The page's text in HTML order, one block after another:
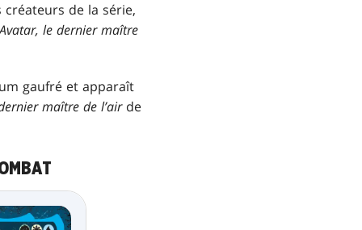
de la série,
Avatar, le dernier maître
gaufré et apparaît
maître de l’airde